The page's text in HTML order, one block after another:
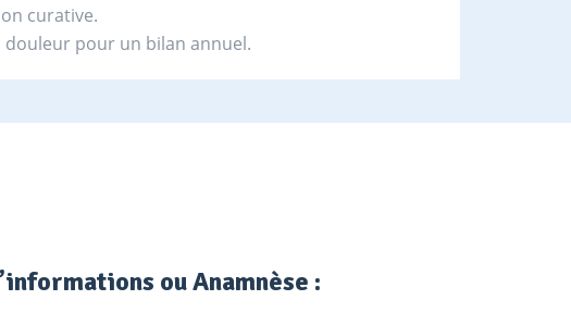
curative.
douleur pour un bilan annuel.
ou Anamnèse :